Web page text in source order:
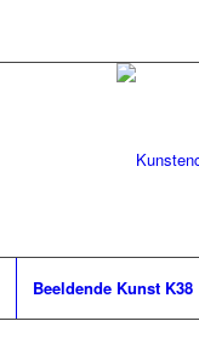
Beeldende Kunst K38